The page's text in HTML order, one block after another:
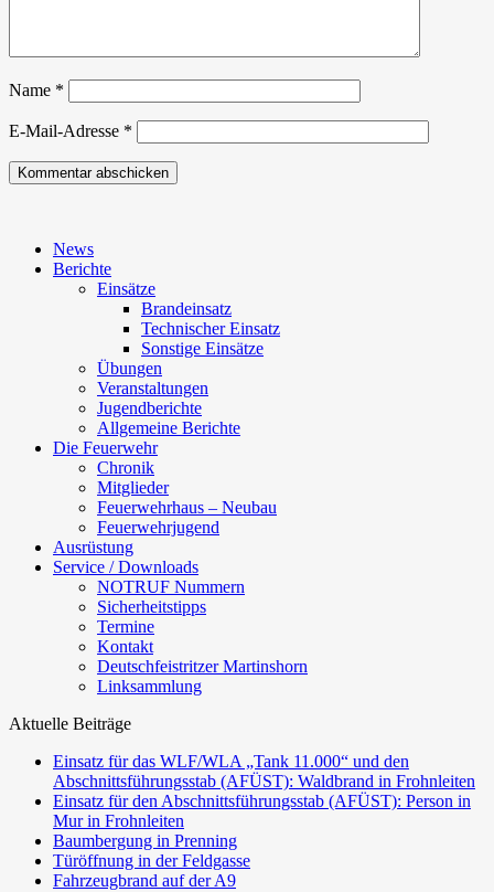
Name *
E-Mail-Adresse *
News
Berichte
Einsätze
Brandeinsatz
Technischer Einsatz
Sonstige Einsätze
Übungen
Veranstaltungen
Jugendberichte
Allgemeine Berichte
Die Feuerwehr
Chronik
Mitglieder
Feuerwehrhaus – Neubau
Feuerwehrjugend
Ausrüstung
Service / Downloads
NOTRUF Nummern
Sicherheitstipps
Termine
Kontakt
Deutschfeistritzer Martinshorn
Linksammlung
Aktuelle Beiträge
Einsatz für das WLF/WLA „Tank 11.000“ und den
Abschnittsführungsstab (AFÜST): Waldbrand in Frohnleiten
Einsatz für den Abschnittsführungsstab (AFÜST): Person in
Mur in Frohnleiten
Baumbergung in Prenning
Türöffnung in der Feldgasse
Fahrzeugbrand auf der A9